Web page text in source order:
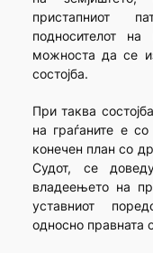
пристапниот
подносителот на
можноста да се
состојба.
При таква
на граѓаните е
конечен план со
Судот, се
владеењето на
уставниот
односно правната